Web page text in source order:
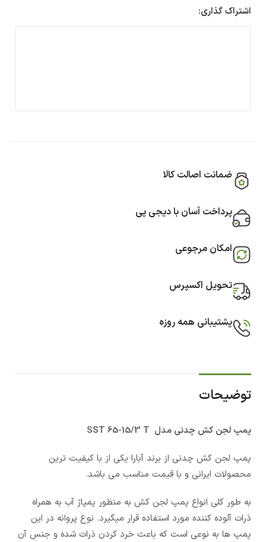
اشتراک گذاری:
ضمانت اصالت کالا
پرداخت آسان با دیجی پی
امکان مرجوعی
تحویل اکسپرس
پشتیبانی همه روزه
توضیحات
پمپ لجن کش چدنی مدل SST 65-15/3 T
پمپ لجن کش چدنی از برند آبارا یکی از با کیفیت ترین
محصولات ایرانی و با قیمت مناسب می باشد.
به طور کلی انواع پمپ لجن کش به منظور پمپاژ آب به همراه
ذرات آلوده کننده مورد استفاده قرار میگیرد. نوع پروانه در این
پمپ ها به نوعی است که باعث خرد کردن ذرات شده و جنس آن